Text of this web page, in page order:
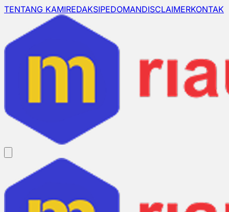
TENTANG KAMIREDAKSIPEDOMANDISCLAIMERKONTAK